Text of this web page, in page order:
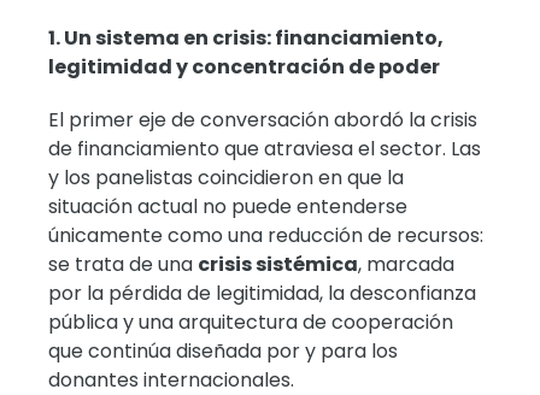
1. Un sistema en crisis: financiamiento,
legitimidad y concentración de poder
El primer eje de conversación abordó la crisis
de financiamiento que atraviesa el sector. Las
y los panelistas coincidieron en que la
situación actual no puede entenderse
únicamente como una reducción de recursos:
se trata de una crisis sistémica, marcada
por la pérdida de legitimidad, la desconfianza
pública y una arquitectura de cooperación
que continúa diseñada por y para los
donantes internacionales.